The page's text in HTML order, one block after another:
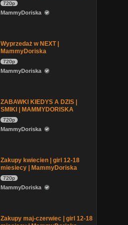
720p
MammyDoriska
Wyprzedaż w NEXT |
MammyDoriska
720p
MammyDoriska
ZABAWKI KIEDYS A DZIS |
SMIKI | MAMMYDORISKA
720p
MammyDoriska
Zakupy kwiecien | girl 12-18
miesiecy | MammyDoriska
720p
MammyDoriska
Zakupy maj-czerwiec | girl 12-18